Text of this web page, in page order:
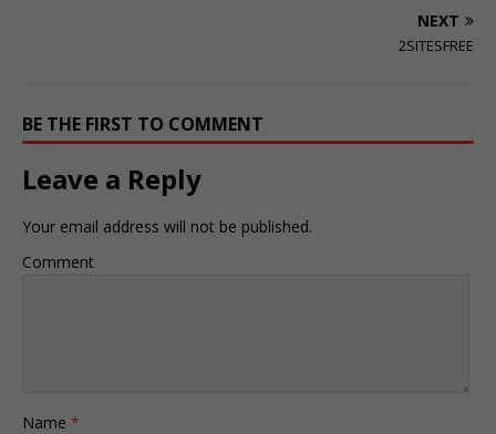
NEXT
2SITESFREE
BE THE FIRST TO COMMENT
Leave a Reply
Your email address will not be published.
Comment
Name *